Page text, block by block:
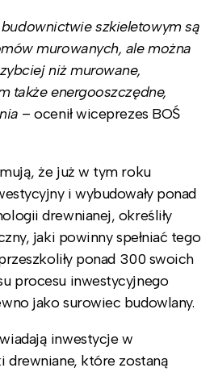
szkieletowym są
murowanych, ale można
niż murowane,
także energooszczędne,
– ocenił wiceprezes BOŚ
że już w tym roku
i wybudowały ponad
drewnianej, określiły
jaki powinny spełniać tego
ponad 300 swoich
procesu inwestycyjnego
jako surowiec budowlany.
inwestycje w
drewniane, które zostaną